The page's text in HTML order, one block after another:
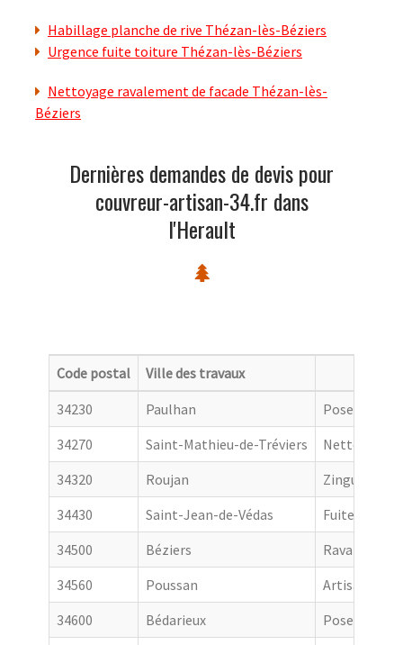
Habillage planche de rive Thézan-lès-Béziers
Urgence fuite toiture Thézan-lès-Béziers
Nettoyage ravalement de facade Thézan-lès-
Béziers
Dernières demandes de devis pour
couvreur-artisan-34.fr dans
l'Herault
Code postal Ville des travaux
34230
Paulhan
Pose de
34270
Saint-Mathieu-de-Tréviers
Nettoyage
34320
Roujan
Zingueur
34430
Saint-Jean-de-Védas
Fuite toiture
34500
Béziers
Ravalement
34560
Poussan
Artisan
34600
Bédarieux
Pose de